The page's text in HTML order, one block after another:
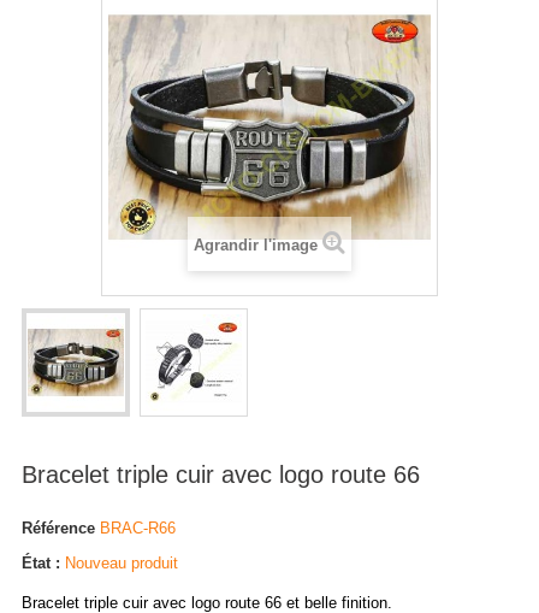
Agrandir l'image
Bracelet triple cuir avec logo route 66
Référence BRAC-R66
État : Nouveau produit
Bracelet triple cuir avec logo route 66 et belle finition.